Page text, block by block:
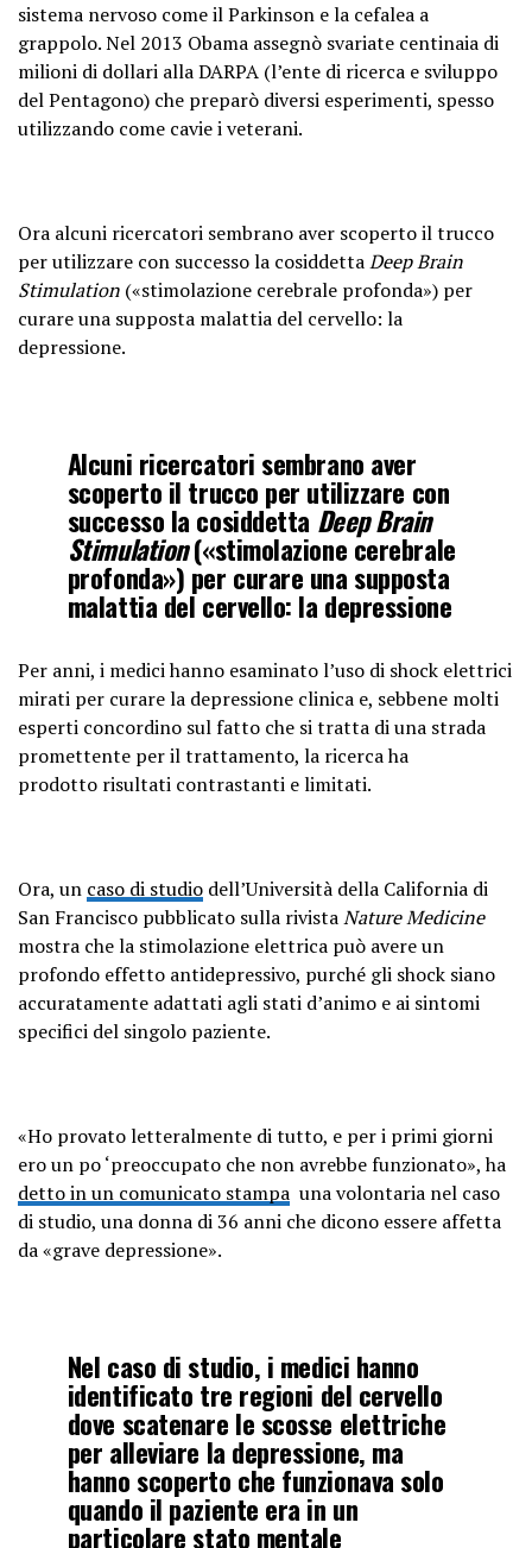
sistema nervoso come il Parkinson e la cefalea a
grappolo. Nel 2013 Obama assegnò svariate centinaia di
milioni di dollari alla DARPA (l’ente di ricerca e sviluppo
del Pentagono) che preparò diversi esperimenti, spesso
utilizzando come cavie i veterani.
Ora alcuni ricercatori sembrano aver scoperto il trucco
per utilizzare con successo la cosiddettaDeep Brain
Stimulation («stimolazione cerebrale profonda») per
curare una supposta malattia del cervello: la
depressione.
Alcuni ricercatori sembrano aver
scoperto il trucco per utilizzare con
successo la cosiddetta Deep Brain
Stimulation(«stimolazione cerebrale
profonda») per curare una supposta
malattia del cervello: la depressione
Per anni, i medici hanno esaminato l’uso di shock elettrici
mirati per curare la depressione clinica e, sebbene molti
esperti concordino sul fatto che si tratta di una strada
promettente per il trattamento, la ricerca ha
prodotto risultati contrastanti e limitati.
Ora, un caso di studio dell’Università della California di
San Francisco pubblicato sulla rivistaNature Medicine
mostra che la stimolazione elettrica può avere un
profondo effetto antidepressivo, purché gli shock siano
accuratamente adattati agli stati d’animo e ai sintomi
specifici del singolo paziente.
«Ho provato letteralmente di tutto, e per i primi giorni
ero un po ‘preoccupato che non avrebbe funzionato», ha
detto in un comunicato stampa una volontaria nel caso
di studio, una donna di 36 anni che dicono essere affetta
da «grave depressione».
Nel caso di studio, i medici hanno
identificato tre regioni del cervello
dove scatenare le scosse elettriche
per alleviare la depressione, ma
hanno scoperto che funzionava solo
quando il paziente era in un
particolare stato mentale